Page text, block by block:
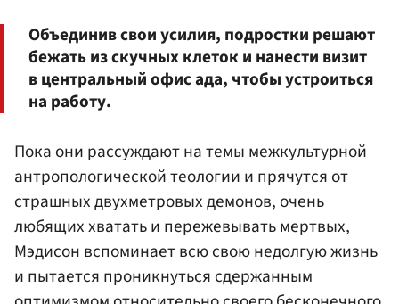
Объединив свои усилия, подростки решают
бежать из скучных клеток и нанести визит
в центральный офис ада, чтобы устроиться
на работу.
Пока они рассуждают на темы межкультурной
антропологической теологии и прячутся от
страшных двухметровых демонов, очень
любящих хватать и пережевывать мертвых,
Мэдисон вспоминает всю свою недолгую жизнь
и пытается проникнуться сдержанным